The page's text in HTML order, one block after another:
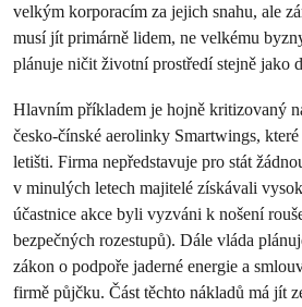
velkým korporacím za jejich snahu, ale
musí jít primárně lidem, ne velkému
plánuje ničit životní prostředí stejně jako
Hlavním příkladem je hojně kritizovaný
česko-čínské aerolinky Smartwings,
letišti. Firma nepředstavuje pro stát
v minulých letech majitelé získávali
účastnice akce byli vyzváni k nošení
bezpečných rozestupů). Dále vláda
zákon o podpoře jaderné energie a
firmě půjčku. Část těchto nákladů má jít